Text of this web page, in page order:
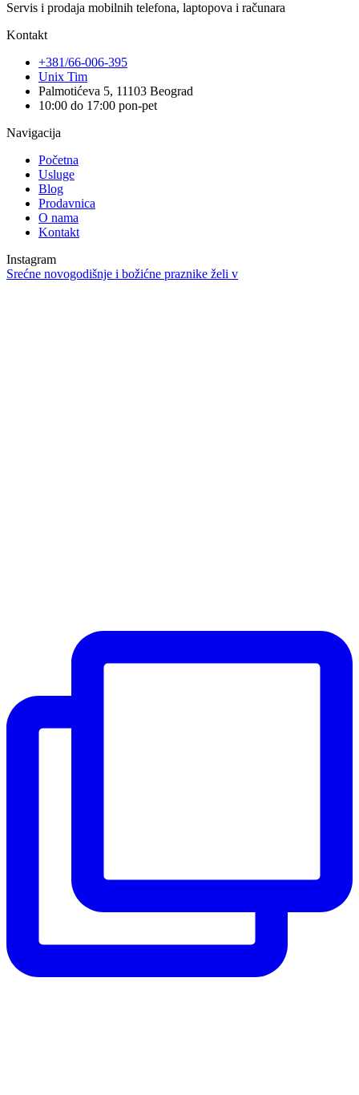
Servis i prodaja mobilnih telefona, laptopova i računara
Kontakt
+381/66-006-395
Unix Tim
Palmotićeva 5, 11103 Beograd
10:00 do 17:00 pon-pet
Navigacija
Početna
Usluge
Blog
Prodavnica
O nama
Kontakt
Instagram
Srećne novogodišnje i božićne praznike želi v